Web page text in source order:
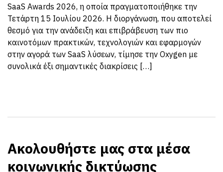
SaaS Awards 2026, η οποία πραγματοποιήθηκε την
Τετάρτη 15 Ιουλίου 2026. Η διοργάνωση, που αποτελεί
θεσμό για την ανάδειξη και επιβράβευση των πιο
καινοτόμων πρακτικών, τεχνολογιών και εφαρμογών
στην αγορά των SaaS λύσεων, τίμησε την Oxygen με
συνολικά έξι σημαντικές διακρίσεις […]
Ακολουθήστε μας στα μέσα
κοινωνικής δικτύωσης